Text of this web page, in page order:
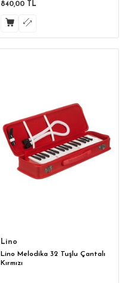
840,00 TL
Lino
Lino Melodika 32 Tuşlu Çantalı
Kırmızı